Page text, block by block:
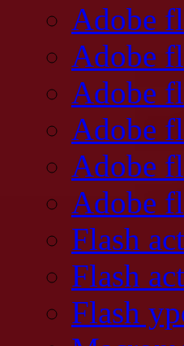
Adobe
Adobe
Adobe
Adobe
Adobe
Adobe
Flash
Flash
Flash